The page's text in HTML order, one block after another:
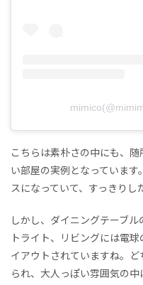
こちらは素朴さの中にも、
い部屋の実例となっていま
スになっていて、すっきりし
しかし、ダイニングテーブ
トライト、リビングには電
イアウトされていますね。
られ、大人っぽい雰囲気の中